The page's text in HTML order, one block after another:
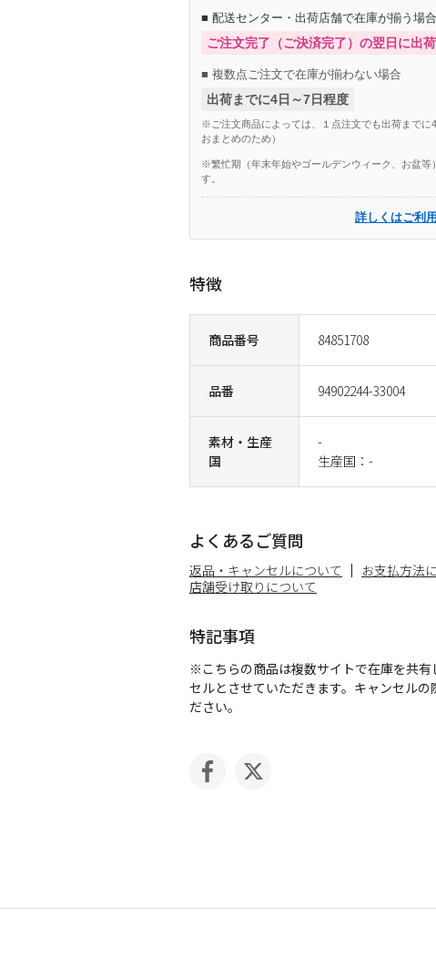
商品番号 84851708
品番 94902244-33004
素材・生産
国
-
生産国：-
■ 配送センター・出荷店舗で在庫が揃う場合
ご注文完了（ご決済完了）の翌日に出荷
■ 複数点ご注文で在庫が揃わない場合
出荷までに4日～7日程度
※ご注文商品によっては、１点注文でも出荷までに
おまとめのため）
※繁忙期（年末年始やゴールデンウィーク、お盆等
す。
詳しくはご利
特徴
よくあるご質問
返品・キャンセルについて お支払方法
店舗受け取りについて
特記事項
※こちらの商品は複数サイトで在庫を共
セルとさせていただきます。キャンセル
ださい。